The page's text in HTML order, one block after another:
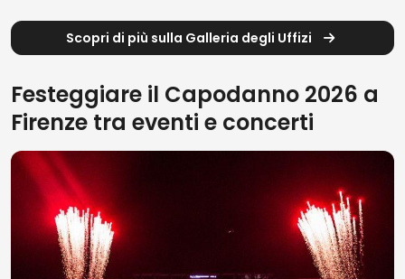
Scopri di più sulla Galleria degli Uffizi
Festeggiare il Capodanno 2026 a
Firenze tra eventi e concerti